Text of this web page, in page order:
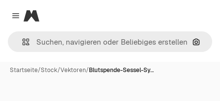
Close menu
Magnific
Nach
Startseite/Stock/Vektoren/Blutspende-Sessel-Sy…